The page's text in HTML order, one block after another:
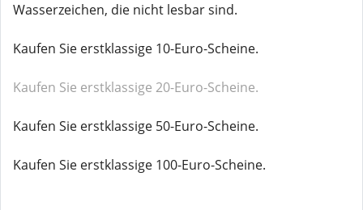
Wasserzeichen, die nicht lesbar sind.
Kaufen Sie erstklassige 10-Euro-Scheine.
Kaufen Sie erstklassige 20-Euro-Scheine.
Kaufen Sie erstklassige 50-Euro-Scheine.
Kaufen Sie erstklassige 100-Euro-Scheine.